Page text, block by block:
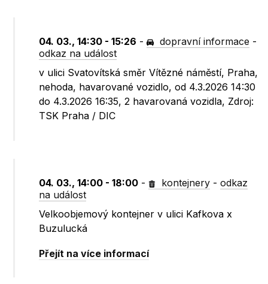
04. 03., 14:30 - 15:26 - dopravní informace -
odkaz na událost
v ulici Svatovítská směr Vítězné náměstí, Praha,
nehoda, havarované vozidlo, od 4.3.2026 14:30
do 4.3.2026 16:35, 2 havarovaná vozidla, Zdroj:
TSK Praha / DIC
04. 03., 14:00 - 18:00 - kontejnery -odkaz
na událost
Velkoobjemový kontejner v ulici Kafkova x
Buzulucká
Přejít na více informací